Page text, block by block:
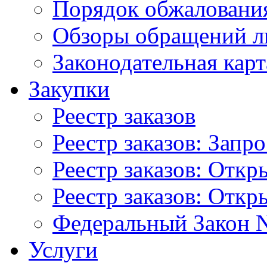
Порядок
Обзоры обращений
Законодательная
Закупки
Реестр заказов
Реестр заказов:
Реестр заказов:
Реестр заказов:
Федеральный Закон
Услуги